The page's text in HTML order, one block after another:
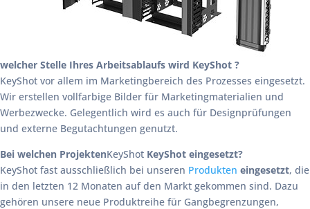
welcher Stelle Ihres Arbeitsablaufs wird KeyShot ?
KeyShot vor allem im Marketingbereich des Prozesses eingesetzt.
Wir erstellen vollfarbige Bilder für Marketingmaterialien und
Werbezwecke. Gelegentlich wird es auch für Designprüfungen
und externe Begutachtungen genutzt.
Bei welchen ProjektenKeyShot KeyShot eingesetzt?
KeyShot fast ausschließlich bei unseren Produkten eingesetzt, die
in den letzten 12 Monaten auf den Markt gekommen sind. Dazu
gehören unsere neue Produktreihe für Gangbegrenzungen,